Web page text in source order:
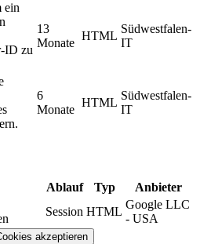
ein
ID zu
13
Monate
HTML
Südwestfalen-
IT
6
Monate
HTML
Südwestfalen-
IT
Ablauf Typ
Anbieter
Session HTML
Google LLC
- USA
akzeptieren